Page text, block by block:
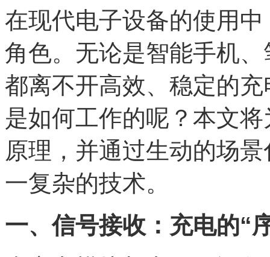
在现代电子设备的使用
角色。无论是智能手机
都离不开高效、稳定的
是如何工作的呢？本文
原理，并通过生动的场
一复杂的技术。
一、信号接收：充电的“